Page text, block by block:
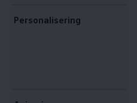
Personalisering